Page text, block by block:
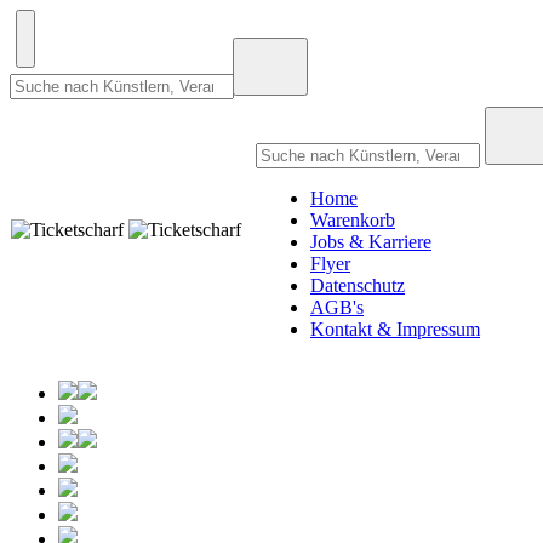
Home
Warenkorb
Jobs & Karriere
Flyer
Datenschutz
AGB's
Kontakt & Impressum